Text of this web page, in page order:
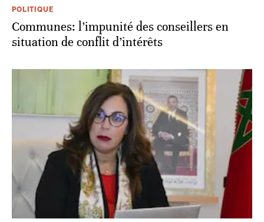
POLITIQUE
Communes: l’impunité des conseillers en
situation de conflit d’intérêts